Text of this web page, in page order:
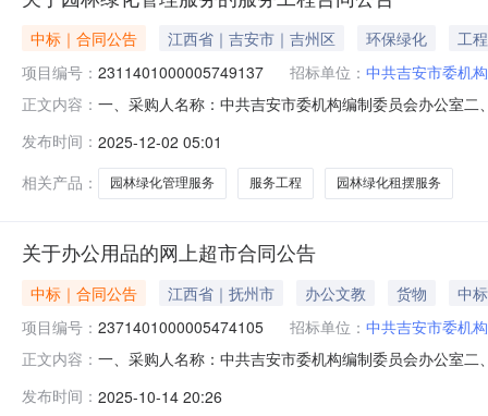
中标｜合同公告 江西省｜吉安市｜吉州区 环保绿化
工程
项目编号： 2311401000005749137 招标单位： 中共吉安市委机
正文内容： 一、采购人名称：中共吉安市委机构编制委员会办公室
服务要求或标的基本概况：七、其它事项：无八、联系
发布时间： 2025-12-02 05:01
相关产品：
园林绿化管理服务 服务工程 园林绿化租摆服务
关于办公用品的网上超市合同公告
中标｜合同公告 江西省｜抚州市 办公文教 货物
中
项目编号： 2371401000005474105 招标单位： 中共吉安市委机
正文内容： 一、采购人名称：中共吉安市委机构编制委员会办公室
印/MindActUponMindBT810卫生纸1/提提
发布时间： 2025-10-14 20:26